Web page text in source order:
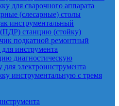
для сварочного аппарата
(слесарные) столы
инструментальный
станцию (стойку)
подкатной ремонтный
инструмента
диагностическую
электроинструмента
инструментальную с тремя